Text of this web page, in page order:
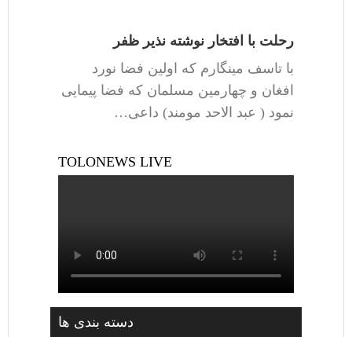
رحلت با افتخار نوشته نذیر ظفر
با تاسف مینگارم که اولین فضا نورد
افغان و چهارمین مسلمان که فضا پیمایی
نمود ( عبد الاحد مومند) داعی…
TOLONEWS LIVE
دسته بندی ها